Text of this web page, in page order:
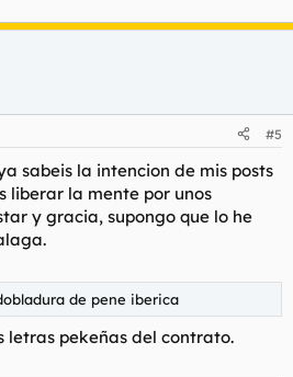
#5
sabeis la intencion de mis posts
liberar la mente por unos
y gracia, supongo que lo he
de pene iberica
letras pekeñas del contrato.